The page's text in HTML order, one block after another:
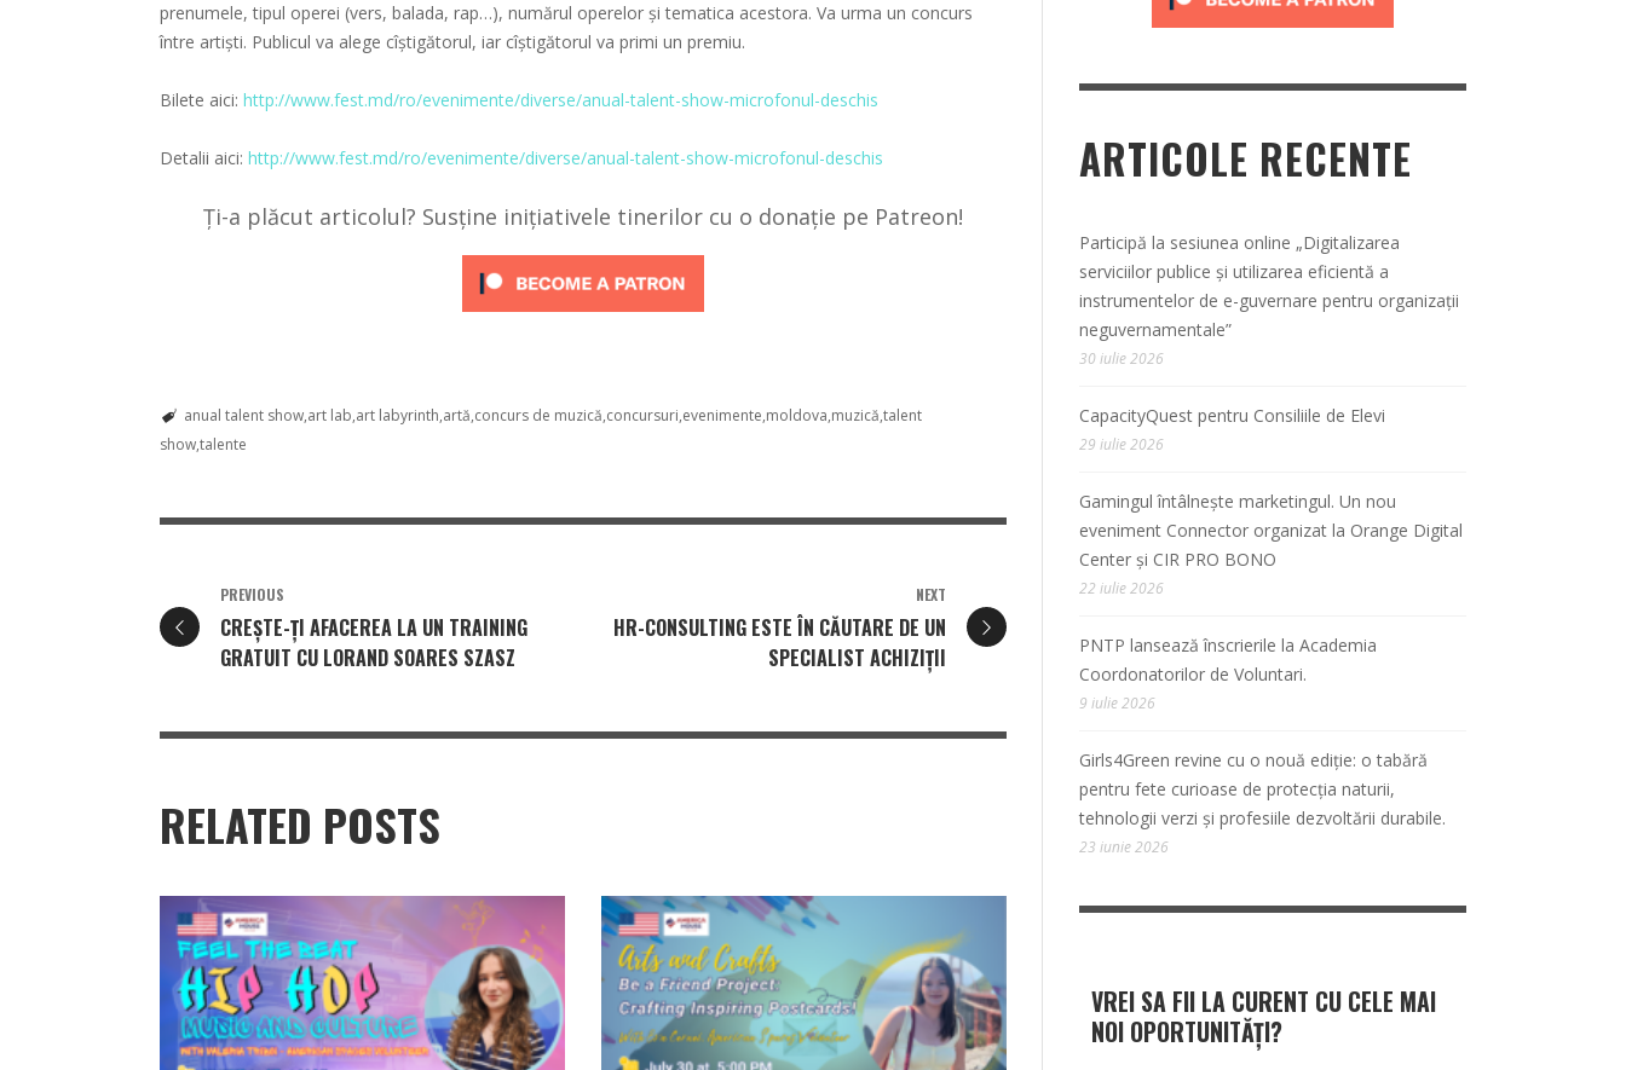
prenumele, tipul operei (vers, balada, rap…), numărul operelor și tematica acestora. Va urma un concurs
între artiști. Publicul va alege cîștigătorul, iar cîștigătorul va primi un premiu.
Bilete aici: http://www.fest.md/ro/evenimente/diverse/anual-talent-show-microfonul-deschis
Detalii aici: http://www.fest.md/ro/evenimente/diverse/anual-talent-show-microfonul-deschis
Ți-a plăcut articolul? Susține inițiativele tinerilor cu o donație pe Patreon!
anual talent show art lab art labyrinth artă concurs de muzică concursuri evenimente moldova muzică talent
showtalente
PREVIOUS
CREȘTE-ȚI AFACEREA LA UN TRAINING
GRATUIT CU LORAND SOARES SZASZ
NEXT
HR-CONSULTING ESTE ÎN CĂUTARE DE UN
SPECIALIST ACHIZIȚII
RELATED POSTS
ARTICOLE RECENTE
Participă la sesiunea online „Digitalizarea
serviciilor publice și utilizarea eficientă a
instrumentelor de e-guvernare pentru organizații
neguvernamentale”
30 iulie 2026
CapacityQuest pentru Consiliile de Elevi
29 iulie 2026
Gamingul întâlnește marketingul. Un nou
eveniment Connector organizat la Orange Digital
Center și CIR PRO BONO
22 iulie 2026
PNTP lansează înscrierile la Academia
Coordonatorilor de Voluntari.
9 iulie 2026
Girls4Green revine cu o nouă ediție: o tabără
pentru fete curioase de protecția naturii,
tehnologii verzi și profesiile dezvoltării durabile.
23 iunie 2026
VREI SA FII LA CURENT CU CELE MAI
NOI OPORTUNITĂȚI?